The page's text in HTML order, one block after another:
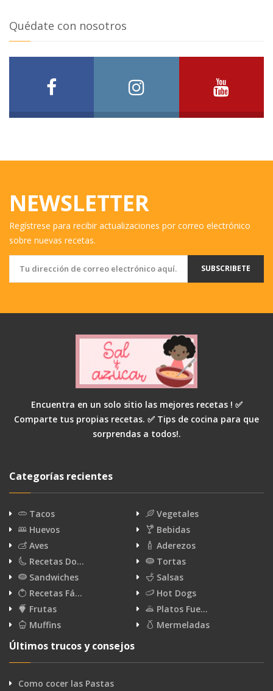
Quédate con nosotros
NEWSLETTER
Regístrese para recibir actualizaciones por correo electrónico
sobre nuevas recetas.
SUBSCRIBETE
Encuentra en un solo sitio las mejores recetas ! ✅
Comparte tus propias recetas. ✅ Tips de cocina para que
sorprendas a todos!.
Categorías recientes
Tacos
Vegetales
Huevos
Bebidas
Aves
Aderezos
Recetas Do…
Tortas
Sandwiches
Salsas
Recetas Fá…
Hot Dogs
Frutas
Platos Fue…
Muffins
Mermeladas
Últimos trucos y consejos
Como cocer las Pastas